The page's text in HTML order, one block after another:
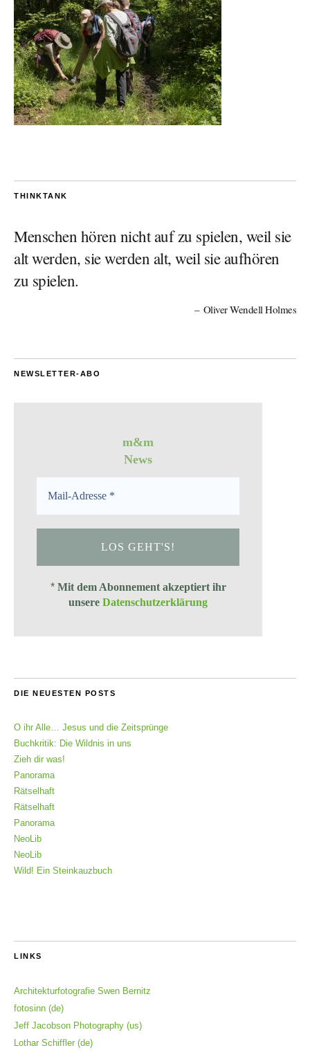
THINKTANK
Menschen hören nicht auf zu spielen, weil sie
alt werden, sie werden alt, weil sie aufhören
zu spielen.
Oliver Wendell Holmes
NEWSLETTER-ABO
m&m
News
* Mit dem Abonnement akzeptiert ihr
unsereDatenschutzerklärung
DIE NEUESTEN POSTS
O ihr Alle… Jesus und die Zeitsprünge
Buchkritik: Die Wildnis in uns
Zieh dir was!
Panorama
Rätselhaft
Rätselhaft
Panorama
NeoLib
NeoLib
Wild! Ein Steinkauzbuch
LINKS
Architekturfotografie Swen Bernitz
fotosinn (de)
Jeff Jacobson Photography (us)
Lothar Schiffler (de)